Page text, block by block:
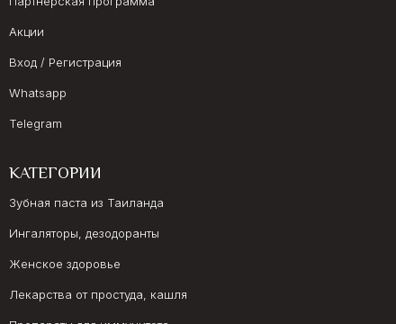
Акции
Вход / Регистрация
Whatsapp
Telegram
КАТЕГОРИИ
Зубная паста из Таиланда
Ингаляторы, дезодоранты
Женское здоровье
Лекарства от простуда, кашля